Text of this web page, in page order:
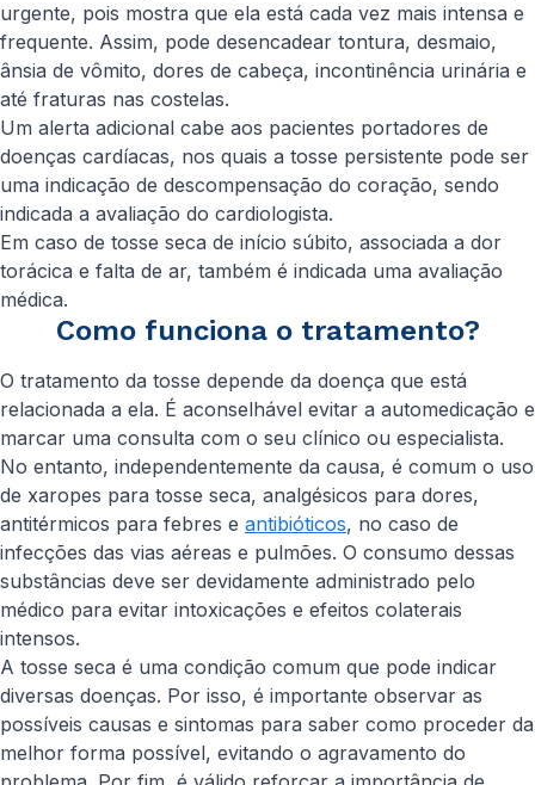
urgente, pois mostra que ela está cada vez mais intensa e
frequente. Assim, pode desencadear tontura, desmaio,
ânsia de vômito, dores de cabeça, incontinência urinária e
até fraturas nas costelas.
Um alerta adicional cabe aos pacientes portadores de
doenças cardíacas, nos quais a tosse persistente pode ser
uma indicação de descompensação do coração, sendo
indicada a avaliação do cardiologista.
Em caso de tosse seca de início súbito, associada a dor
torácica e falta de ar, também é indicada uma avaliação
médica.
Como funciona o tratamento?
O tratamento da tosse depende da doença que está
relacionada a ela. É aconselhável evitar a automedicação e
marcar uma consulta com o seu clínico ou especialista.
No entanto, independentemente da causa, é comum o uso
de xaropes para tosse seca, analgésicos para dores,
antitérmicos para febres e antibióticos, no caso de
infecções das vias aéreas e pulmões. O consumo dessas
substâncias deve ser devidamente administrado pelo
médico para evitar intoxicações e efeitos colaterais
intensos.
A tosse seca é uma condição comum que pode indicar
diversas doenças. Por isso, é importante observar as
possíveis causas e sintomas para saber como proceder da
melhor forma possível, evitando o agravamento do